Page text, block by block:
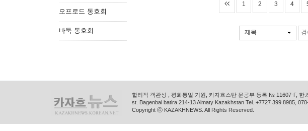
오프로드 동호회
바둑 동호회
1 2 3 4
제목
합리적 객관성 , 평화통일 기원, 카자흐스탄 문공부 등록 № 11607-Г,
st. Bagenbai batira 214-13 Almaty Kazakhstan Tel. +7727 399 8985,
Copyright ⓒ KAZAKHNEWS. All Rights Reserved.